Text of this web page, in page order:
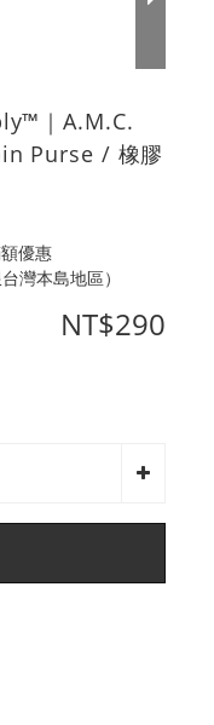
｜A.M.C.
Purse / 橡膠
優惠
灣本島地區）
NT$290